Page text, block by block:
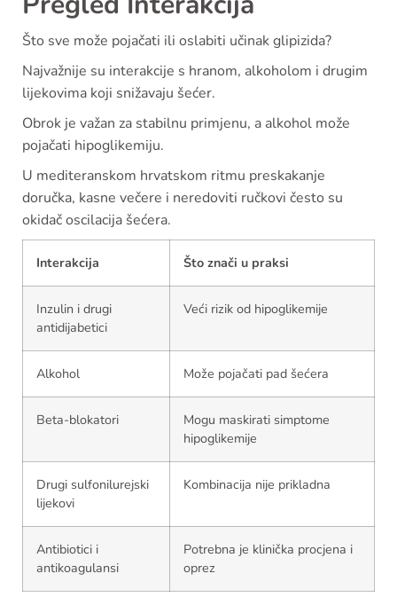
Što sve može pojačati ili oslabiti učinak glipizida?
Najvažnije su interakcije s hranom, alkoholom i drugim
lijekovima koji snižavaju šećer.
Obrok je važan za stabilnu primjenu, a alkohol može
pojačati hipoglikemiju.
U mediteranskom hrvatskom ritmu preskakanje
doručka, kasne večere i neredoviti ručkovi često su
okidač oscilacija šećera.
Interakcija Što znači u praksi
Inzulin i drugi
antidijabetici
Veći rizik od hipoglikemije
Alkohol Može pojačati pad šećera
Beta-blokatori
Mogu maskirati simptome
hipoglikemije
Drugi sulfonilurejski
lijekovi
Kombinacija nije prikladna
Antibiotici i
antikoagulansi
Potrebna je klinička procjena i
oprez